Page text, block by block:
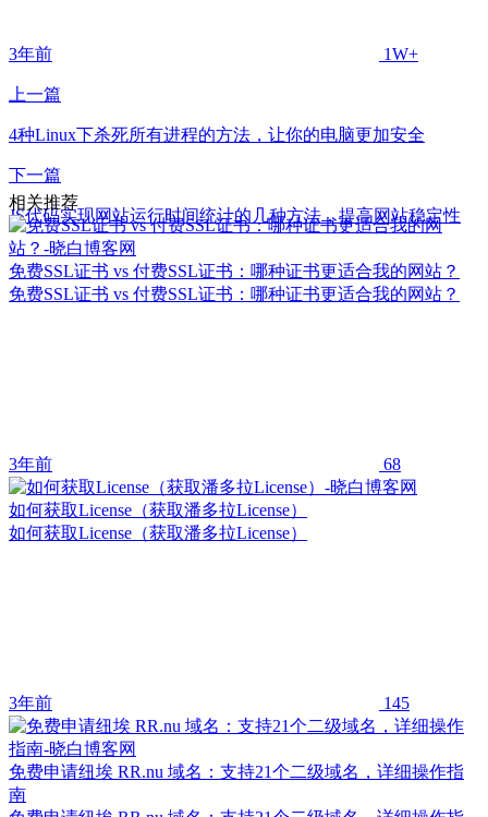
3年前 1W+
上一篇
4种Linux下杀死所有进程的方法，让你的电脑更加安全
下一篇
JS代码实现网站运行时间统计的几种方法，提高网站稳定性
相关推荐
免费SSL证书 vs 付费SSL证书：哪种证书更适合我的网站？
免费SSL证书 vs 付费SSL证书：哪种证书更适合我的网站？
3年前 68
如何获取License（获取潘多拉License）
如何获取License（获取潘多拉License）
3年前 145
免费申请纽埃 RR.nu 域名：支持21个二级域名，详细操作指
南